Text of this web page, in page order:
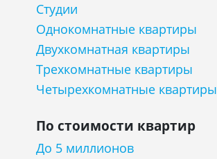
Студии
Однокомнатные квартиры
Двухкомнатная квартиры
Трехкомнатные квартиры
Четырехкомнатные квартиры
По стоимости квартир
До 5 миллионов